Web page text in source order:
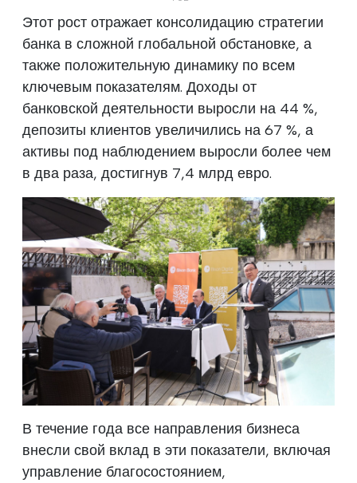
Этот рост отражает консолидацию стратегии
банка в сложной глобальной обстановке, а
также положительную динамику по всем
ключевым показателям. Доходы от
банковской деятельности выросли на 44 %,
депозиты клиентов увеличились на 67 %, а
активы под наблюдением выросли более чем
в два раза, достигнув 7,4 млрд евро.
В течение года все направления бизнеса
внесли свой вклад в эти показатели, включая
управление благосостоянием,